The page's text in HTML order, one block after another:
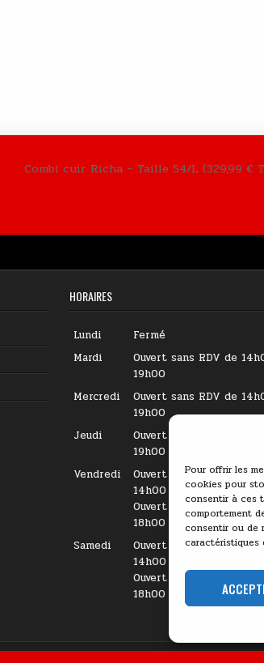
Pour offrir les
cookies pour
consentir à ces
comportement
consentir ou de
caractéristiques
Combi cuir Richa – Taille 54/L (329,99 €
HORAIRES
Lundi
Fermé
Mardi
Ouvert sans RDV de
19h00
Mercredi
Ouvert sans RDV de
19h00
Jeudi
Ouvert sans RDV de
19h00
Vendredi
Ouvert sur RDV de 9h00
14h00
Ouvert sans RDV de
18h00
Samedi
Ouvert sur RDV de 9h00
14h00
Ouvert sans RDV de
18h00